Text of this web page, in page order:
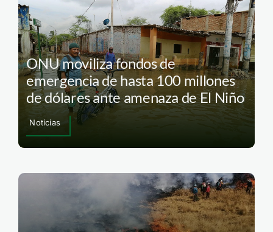
ONU moviliza fondos de
emergencia de hasta 100 millones
de dólares ante amenaza de El Niño
Noticias